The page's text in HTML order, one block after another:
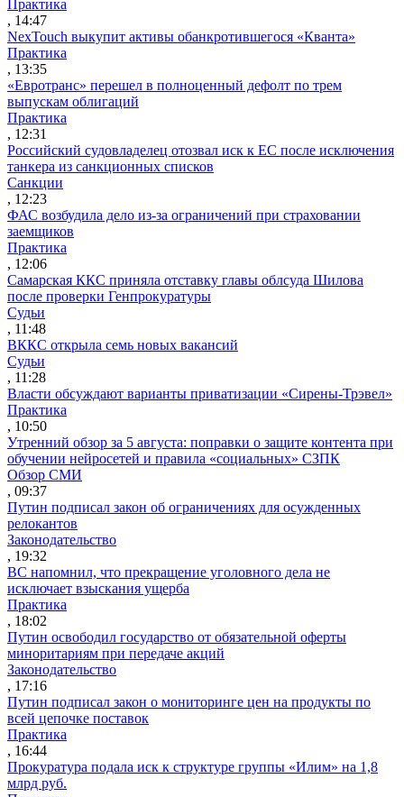
Практика
, 14:47
NexTouch выкупит активы обанкротившегося «Кванта»
Практика
, 13:35
«Евротранс» перешел в полноценный дефолт по трем
выпускам облигаций
Практика
, 12:31
Российский судовладелец отозвал иск к ЕС после исключения
танкера из санкционных списков
Санкции
, 12:23
ФАС возбудила дело из-за ограничений при страховании
заемщиков
Практика
, 12:06
Самарская ККС приняла отставку главы облсуда Шилова
после проверки Генпрокуратуры
Судьи
, 11:48
ВККС открыла семь новых вакансий
Судьи
, 11:28
Власти обсуждают варианты приватизации «Сирены-Трэвел»
Практика
, 10:50
Утренний обзор за 5 августа: поправки о защите контента при
обучении нейросетей и правила «социальных» СЗПК
Обзор СМИ
, 09:37
Путин подписал закон об ограничениях для осужденных
релокантов
Законодательство
, 19:32
ВС напомнил, что прекращение уголовного дела не
исключает взыскания ущерба
Практика
, 18:02
Путин освободил государство от обязательной оферты
миноритариям при передаче акций
Законодательство
, 17:16
Путин подписал закон о мониторинге цен на продукты по
всей цепочке поставок
Практика
, 16:44
Прокуратура подала иск к структуре группы «Илим» на 1,8
млрд руб.